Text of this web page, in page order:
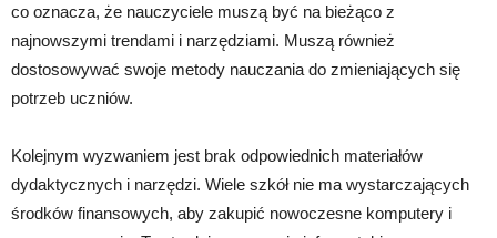
co oznacza, że nauczyciele muszą być na bieżąco z
najnowszymi trendami i narzędziami. Muszą również
dostosowywać swoje metody nauczania do zmieniających się
potrzeb uczniów.
Kolejnym wyzwaniem jest brak odpowiednich materiałów
dydaktycznych i narzędzi. Wiele szkół nie ma wystarczających
środków finansowych, aby zakupić nowoczesne komputery i